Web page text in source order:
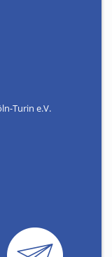
Turin e.V.